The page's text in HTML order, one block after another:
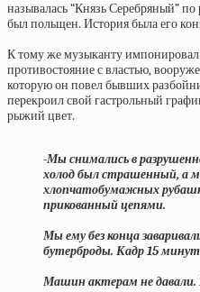
называлась “Князь Серебряный”
был польщен. История была его
К тому же музыканту импонировал
противостояние с властью,
которую он повел бывших
перекроил свой гастрольный
рыжий цвет.
-Мы снимались в
холод был страшенный, а
хлопчатобумажных
прикованный цепями.
Мы ему без конца
бутерброды. Кадр 15
Машин актерам не